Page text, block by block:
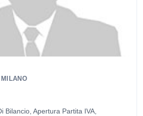
Bilancio, Apertura Partita IVA,